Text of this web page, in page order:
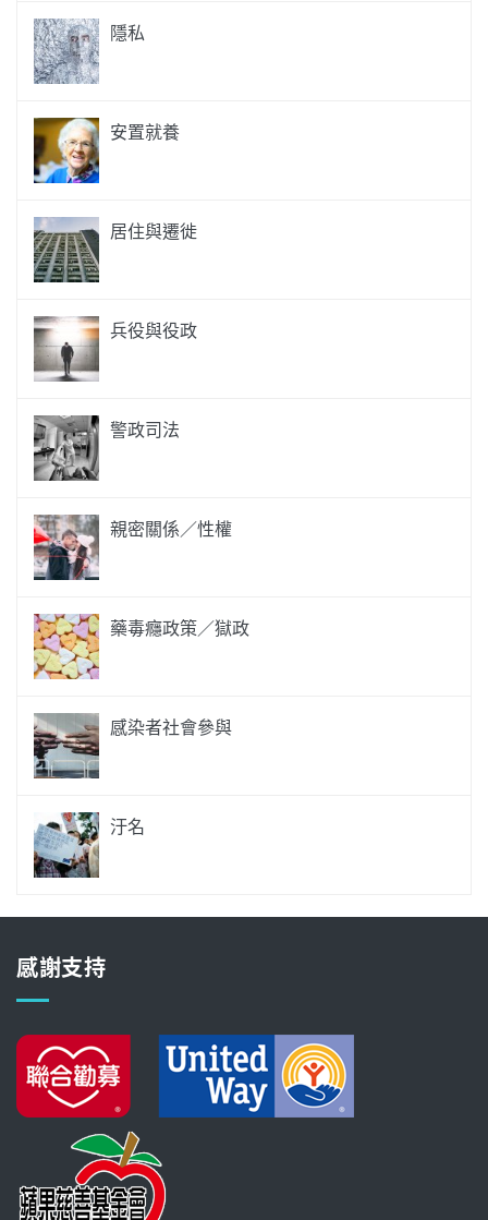
隱私
安置就養
居住與遷徙
兵役與役政
警政司法
親密關係／性權
藥毒癮政策／獄政
感染者社會參與
汙名
感謝支持